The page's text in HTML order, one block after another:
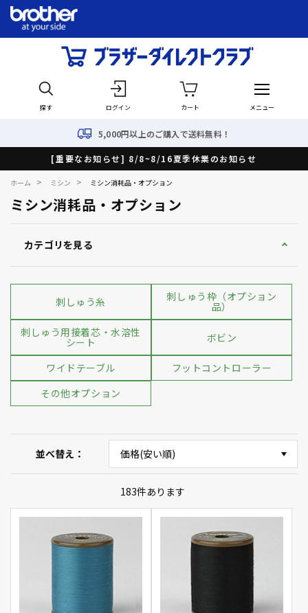
探す ログイン カート メニュー
5,000円以上のご購入で送料無料！
[重要なお知らせ] 8/8~8/16夏季休業のお知らせ
ホーム > ミシン > ミシン消耗品・オプション
ミシン消耗品・オプション
カテゴリを見る
刺しゅう糸 刺しゅう枠（オプション
品）
刺しゅう用接着芯・水溶性
シート ボビン
ワイドテーブル
フットコントローラー
その他オプション
並べ替え
183件あります